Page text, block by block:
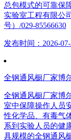
总包模式的可靠保
实验室工程有限公
号）/029-85566630
发布时间：2026-07-
全钢通风橱厂家博
全钢通风橱厂家博
室中保障操作人员
性化学品、有毒气
系到实验人员的健
具规模的全钢通风